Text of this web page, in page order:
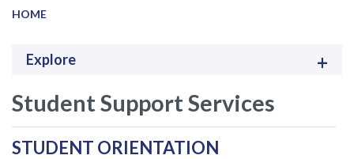
HOME
Explore
Student Support Services
STUDENT ORIENTATION